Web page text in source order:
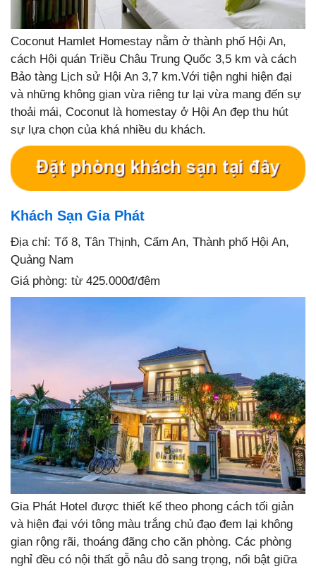
Coconut Hamlet Homestay nằm ở thành phố Hội An,
cách Hội quán Triều Châu Trung Quốc 3,5 km và cách
Bảo tàng Lịch sử Hội An 3,7 km.Với tiện nghi hiện đại
và những không gian vừa riêng tư lại vừa mang đến sự
thoải mái, Coconut là homestay ở Hội An đẹp thu hút
sự lựa chọn của khá nhiều du khách.
Khách Sạn Gia Phát
Địa chỉ: Tổ 8, Tân Thịnh, Cẩm An, Thành phố Hội An,
Quảng Nam
Giá phòng: từ 425.000đ/đêm
Gia Phát Hotel được thiết kế theo phong cách tối giản
và hiện đại với tông màu trắng chủ đạo đem lại không
gian rộng rãi, thoáng đãng cho căn phòng. Các phòng
nghỉ đều có nội thất gỗ nâu đỏ sang trọng, nổi bật giữa